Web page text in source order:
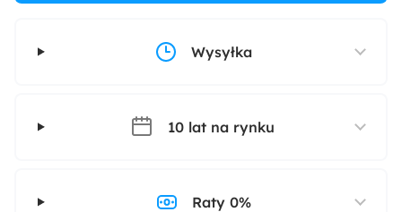
Wysyłka
10 lat na rynku
Raty 0%